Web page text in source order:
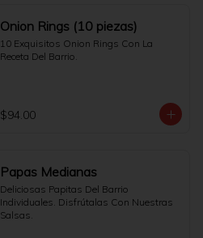
Onion Rings (10 piezas)
10 Exquisitos Onion Rings Con La
Receta Del Barrio.
$94.00
Papas Medianas
Deliciosas Papitas Del Barrio
Individuales. Disfrútalas Con Nuestras
Salsas.